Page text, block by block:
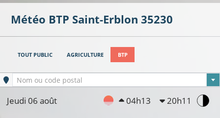
Météo BTP Saint-Erblon 35230
TOUT PUBLIC AGRICULTURE BTP
Ville sélectionnée
Nom ou code postal
Jeudi 06 août 04h13 20h11